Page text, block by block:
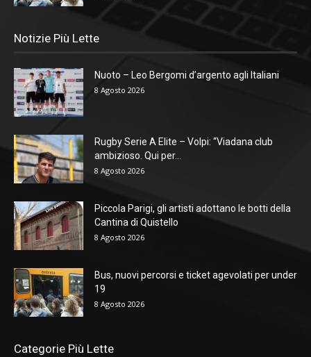
Notizie Più Lette
Nuoto – Leo Bergomi d’argento agli Italiani
8 Agosto 2026
Rugby Serie A Elite – Volpi: “Viadana club
ambizioso. Qui per...
8 Agosto 2026
Piccola Parigi, gli artisti adottano le botti della
Cantina di Quistello
8 Agosto 2026
Bus, nuovi percorsi e ticket agevolati per under
19
8 Agosto 2026
Categorie Più Lette